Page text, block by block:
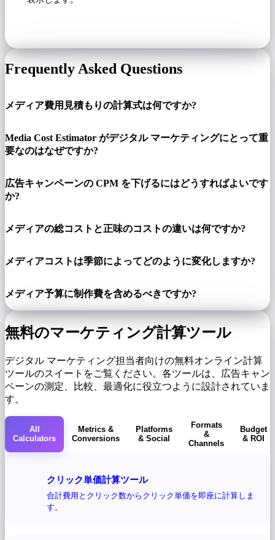
Frequently Asked Questions
メディア費用見積もりの​​計算式は何ですか?
Media Cost Estimator がデジタル マーケティングにとって重
要なのはなぜですか?
広告キャンペーンの CPM を下げるにはどうすればよいです
か?
メディアの総コストと正味のコストの違いは何ですか?
メディアコストは季節によってどのように変化しますか?
メディア予算に制作費を含めるべきですか?
無料のマーケティング計算ツール
デジタル マーケティング担当者向けの無料オンライン計算
ツールのスイートをご覧ください。各ツールは、広告キャン
ペーンの測定、比較、最適化に役立つように設計されていま
す。
All
Calculators
Metrics &
Conversions
Platforms
& Social
Formats
&
Channels
Budget
& ROI
クリック単価計算ツール
合計費用とクリック数からクリック単価を即座に計算しま
す。